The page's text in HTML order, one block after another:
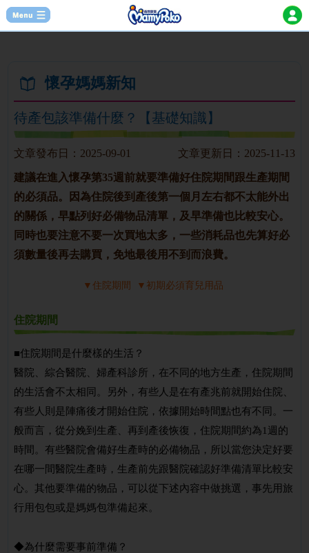
懷孕媽媽新知
待產包該準備什麼？【基礎知識】
文章發布日： 2025-09-01 文章更新日： 2025-11-13
建議在進入懷孕第35週前就要準備好住院期間跟生產期間
的必須品。因為住院後到產後第一個月左右都不太能外出
的關係，早點列好必備物品清單，及早準備也比較安心。
同時也要注意不要一次買地太多，一些消耗品也先算好必
須數量後再去購買，免地最後用不到而浪費。
▼住院期間 ▼初期必須育兒用品
住院期間
■住院期間是什麼樣的生活？
醫院、綜合醫院、婦產科診所，在不同的地方生產，住院期間
的生活會不太相同。另外，有些人是在有產兆前就開始住院、
有些人則是陣痛後才開始住院，依據開始時間點也有不同。一
般而言，從分娩到生產、再到產後恢復，住院期間約為1週的
時間。有些醫院會備好生產時的必備物品，所以當您決定好要
在哪一間醫院生產時，生產前先跟醫院確認好準備清單比較安
心。其他要準備的物品，可以從下述內容中做挑選，事先用旅
行用包包或是媽媽包準備起來。
◆為什麼需要事前準備？